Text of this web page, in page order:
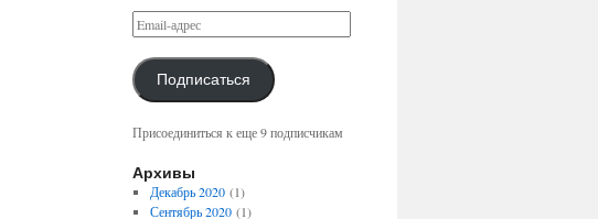
Подписаться
Присоединиться к еще 9 подписчикам
Архивы
Декабрь 2020(1)
Сентябрь 2020(1)